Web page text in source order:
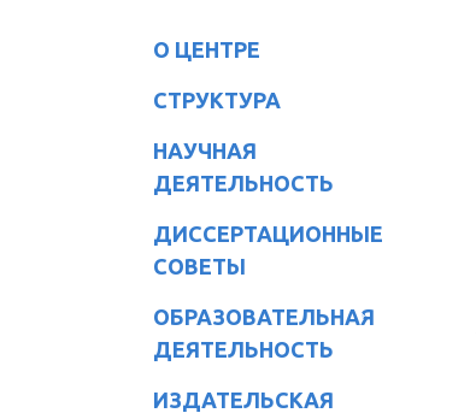
О ЦЕНТРЕ
СТРУКТУРА
НАУЧНАЯ
ДЕЯТЕЛЬНОСТЬ
ДИССЕРТАЦИОННЫЕ
СОВЕТЫ
ОБРАЗОВАТЕЛЬНАЯ
ДЕЯТЕЛЬНОСТЬ
ИЗДАТЕЛЬСКАЯ